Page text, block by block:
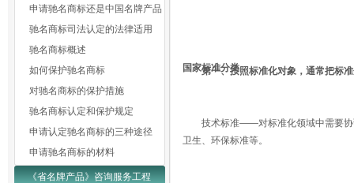
申请驰名商标还是中国名牌产品
驰名商标司法认定的法律适用
驰名商标概述
如何保护驰名商标
对驰名商标的保护措施
驰名商标认定和保护规定
申请认定驰名商标的三种途径
申请驰名商标的材料
《省名牌产品》咨询服务工程
国家标准分类
第一、按照标准化对象，通常把标
技术标准——对标准化领域中需要协
卫生、环保标准等。